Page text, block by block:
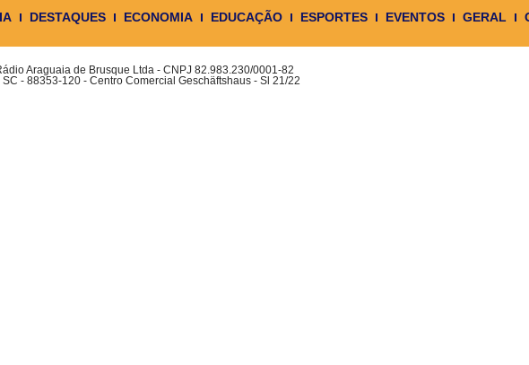
DESTAQUES ECONOMIA EDUCAÇÃO ESPORTES EVENTOS GERAL
Araguaia de Brusque Ltda - CNPJ 82.983.230/0001-82
- 88353-120 - Centro Comercial Geschäftshaus - Sl 21/22